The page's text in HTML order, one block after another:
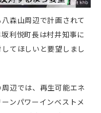
森山周辺で計画されて
利悦町長は村井知事に
てほしいと要望しまし
辺では、再生可能エネ
ンパワーインベストメ